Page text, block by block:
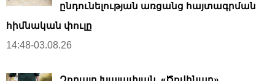
ընդունելության առցանց հայտագրման
հիմնական փուլը
14:48-03.08.26